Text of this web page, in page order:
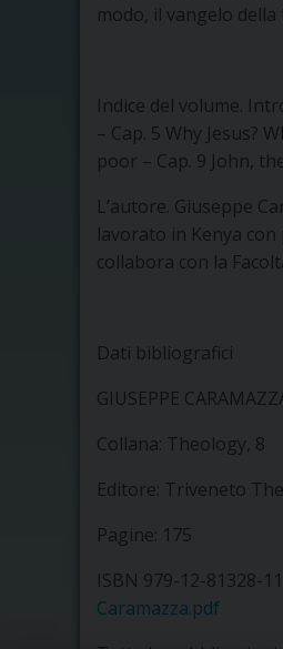
modo, il vangelo
Indice del volume.
– Cap. 5 Why Jesus?
poor – Cap. 9 John,
L’autore. Giuseppe
lavorato in Kenya
collabora con la
Dati bibliografici
GIUSEPPE
Collana: Theology, 8
Editore: Triveneto
Pagine: 175
ISBN 979-12-81328-
Caramazza.pdf